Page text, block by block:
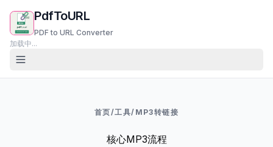
PdfToURL
PDF to URL Converter
加载中...
首页/工具/ MP3转链接
核心MP3流程